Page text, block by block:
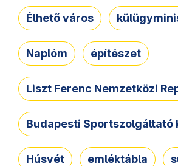
Élhető város
Naplóm építészet
Liszt Ferenc Nemzetközi
Budapesti Sportszolgáltató
Húsvét emléktábla